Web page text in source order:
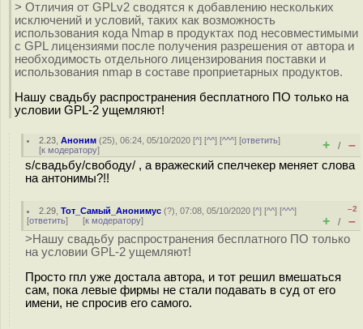
> Отличия от GPLv2 сводятся к добавлению нескольких
исключений и условий, таких как возможность
использования кода Nmap в продуктах под несовместимыми
с GPL лицензиями после получения разрешения от автора и
необходимость отдельного лицензирования поставки и
использования nmap в составе проприетарных продуктов.
Нашу свадьбу распространения бесплатного ПО только на
условии GPL-2 ущемляют!
2.23 ,Аноним (25), 06:24, 05/10/2020 [^] [^^] [^^^] [ответить]
[к модератору] + / –
s/свадьбу/свободу/ , а вражеский спелчекер меняет слова
на антонимы?!!
2.29 ,Тот_Самый_Анонимус (?), 07:08, 05/10/2020 [^] [^^] [^^^]
[ответить] [к модератору]
–2
+ / –
>Нашу свадьбу распространения бесплатного ПО только
на условии GPL-2 ущемляют!
Просто гпл уже достала автора, и тот решил вмешаться
сам, пока левые фирмы не стали подавать в суд от его
имени, не спросив его самого.